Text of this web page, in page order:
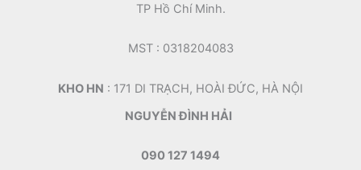
TP Hồ Chí Minh.
MST : 0318204083
KHO HN : 171 DI TRẠCH, HOÀI ĐỨC, HÀ NỘI
NGUYỄN ĐÌNH HẢI
090 127 1494